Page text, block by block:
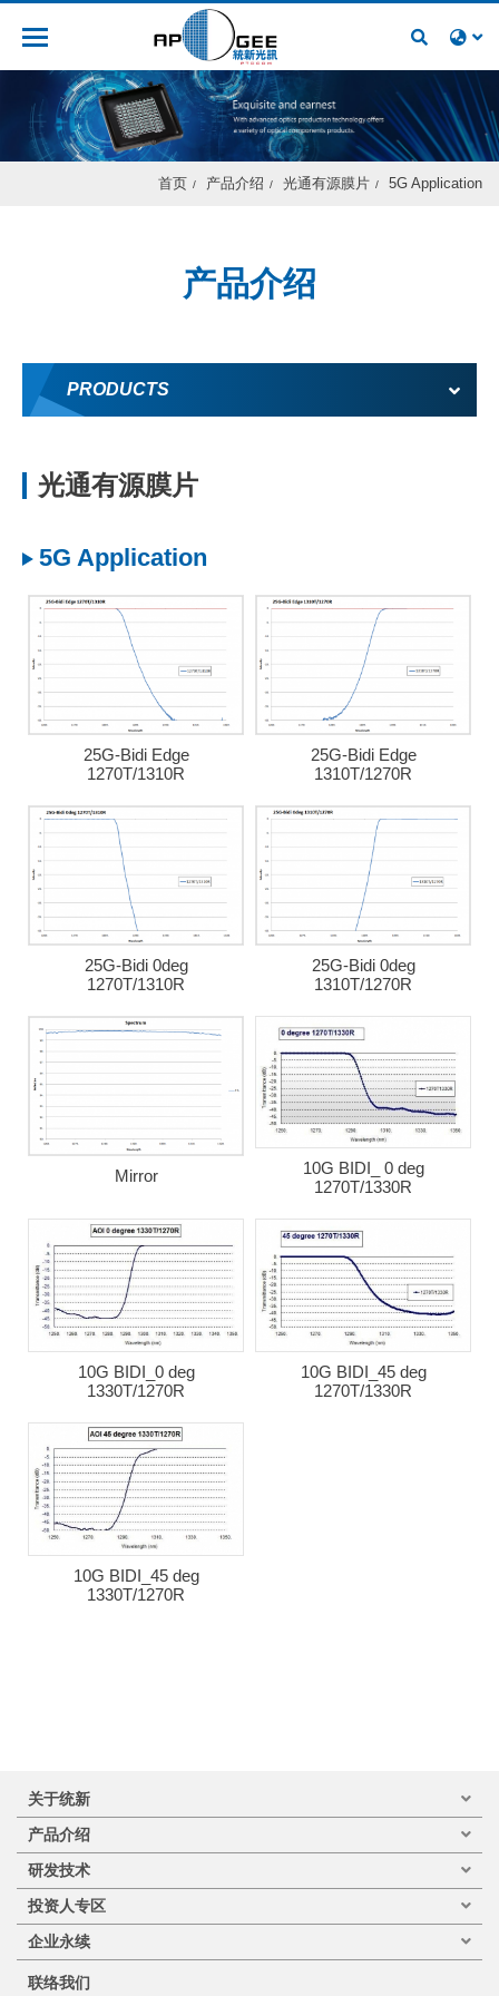
首页 产品介绍 光通有源膜片 5G Application
产品介绍
PRODUCTS
光通有源膜片
5G Application
25G-Bidi Edge
1270T/1310R
25G-Bidi Edge
1310T/1270R
25G-Bidi 0deg
1270T/1310R
25G-Bidi 0deg
1310T/1270R
Mirror
10G BIDI_ 0 deg
1270T/1330R
10G BIDI_0 deg
1330T/1270R
10G BIDI_45 deg
1270T/1330R
10G BIDI_45 deg
1330T/1270R
关于统新
产品介绍
研发技术
投资人专区
企业永续
联络我们